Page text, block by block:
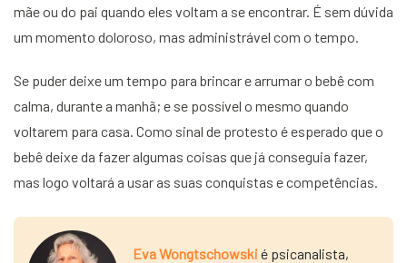
mãe ou do pai quando eles voltam a se encontrar. É sem dúvida
um momento doloroso, mas administrável com o tempo.
Se puder deixe um tempo para brincar e arrumar o bebê com
calma, durante a manhã; e se possível o mesmo quando
voltarem para casa. Como sinal de protesto é esperado que o
bebê deixe da fazer algumas coisas que já conseguia fazer,
mas logo voltará a usar as suas conquistas e competências.
Eva Wongtschowskié psicanalista,